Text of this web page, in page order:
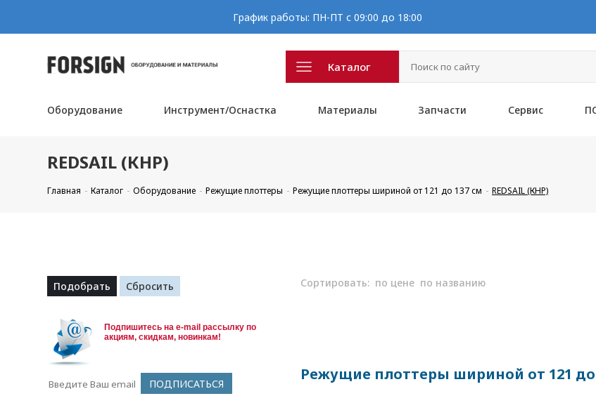
График работы: ПН-ПТ с 09:00 до 18:00
Каталог
Оборудование Инструмент/Оснастка Материалы Запчасти Сервис
REDSAIL (КНР)
Главная Каталог Оборудование Режущие плоттеры Режущие плоттеры шириной от 121 до 137 см REDSAIL (КНР)
Подпишитесь на e-mail рассылку по
акциям, скидкам, новинкам!
Сортировать: по цене по названию
Режущие плоттеры шириной от 121 до